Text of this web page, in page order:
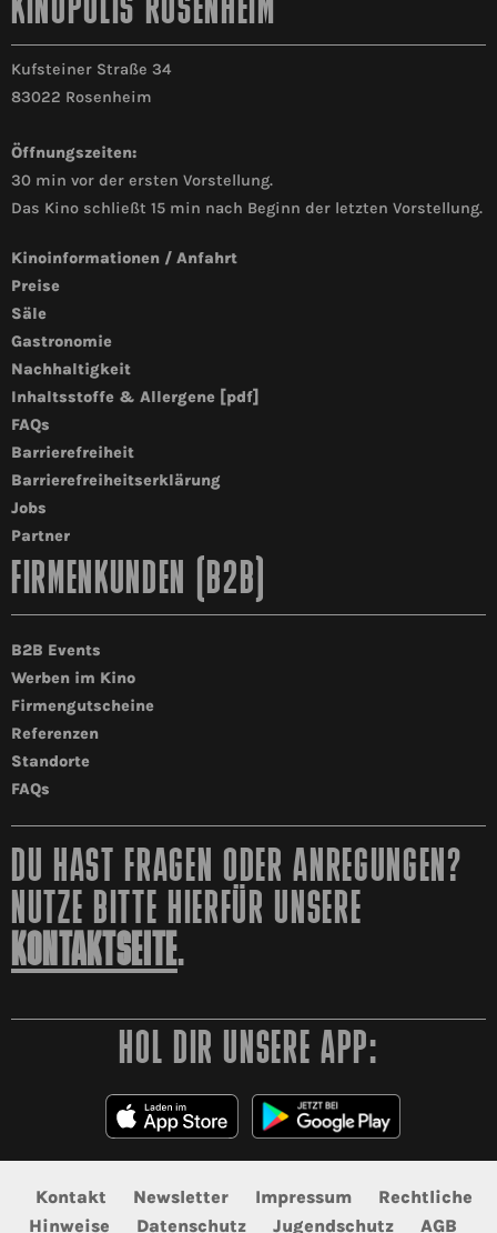
KINOPOLIS ROSENHEIM
Kufsteiner Straße 34
83022 Rosenheim
Öffnungszeiten:
30 min vor der ersten Vorstellung.
Das Kino schließt 15 min nach Beginn der letzten Vorstellung.
Kinoinformationen / Anfahrt
Preise
Säle
Gastronomie
Nachhaltigkeit
Inhaltsstoffe & Allergene [pdf]
FAQs
Barrierefreiheit
Barrierefreiheitserklärung
Jobs
Partner
FIRMENKUNDEN (B2B)
B2B Events
Werben im Kino
Firmengutscheine
Referenzen
Standorte
FAQs
DU HAST FRAGEN ODER ANREGUNGEN?
NUTZE BITTE HIERFÜR UNSERE
KONTAKTSEITE.
HOL DIR UNSERE APP:
Kontakt Newsletter Impressum
Rechtliche
Hinweise
Datenschutz Jugendschutz AGB